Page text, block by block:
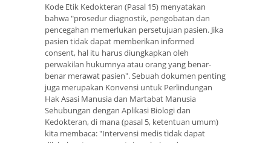
Kode Etik Kedokteran (Pasal 15) menyatakan
bahwa "prosedur diagnostik, pengobatan dan
pencegahan memerlukan persetujuan pasien. Jika
pasien tidak dapat memberikan informed
consent, hal itu harus diungkapkan oleh
perwakilan hukumnya atau orang yang benar-
benar merawat pasien". Sebuah dokumen penting
juga merupakan Konvensi untuk Perlindungan
Hak Asasi Manusia dan Martabat Manusia
Sehubungan dengan Aplikasi Biologi dan
Kedokteran, di mana (pasal 5, ketentuan umum)
kita membaca: "Intervensi medis tidak dapat